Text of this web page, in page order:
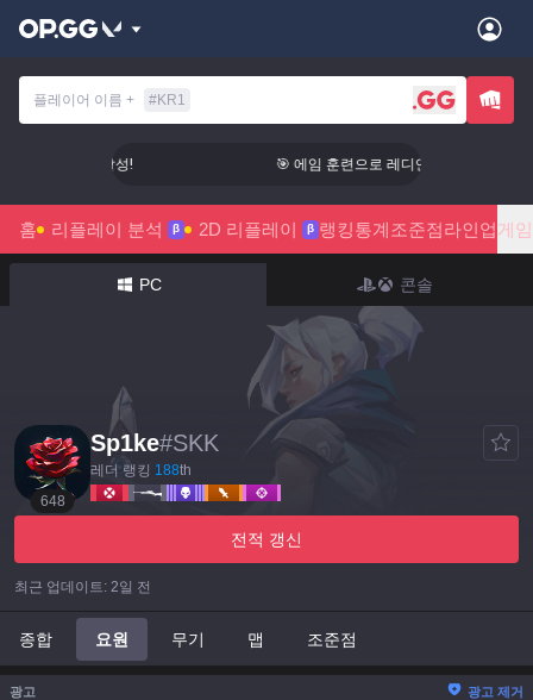
플레이어 이름 + #KR1
로 레디언트 달성! 🎯 에임 훈련으로 레디언트 달성!
홈 리플레이 분석 β 2D 리플레이 β 랭킹통계조준점라인업게
PC 콘솔
648
Sp1ke#SKK
레더 랭킹 188th
전적 갱신
최근 업데이트: 2일 전
종합 요원 무기 맵 조준점
광고 광고 제거